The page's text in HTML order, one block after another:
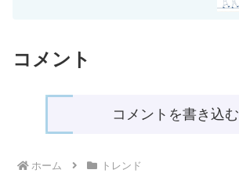
コメント
コメントを書き込む
ホーム トレンド